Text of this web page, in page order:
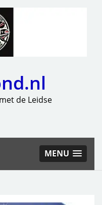
de Leidse
MENU